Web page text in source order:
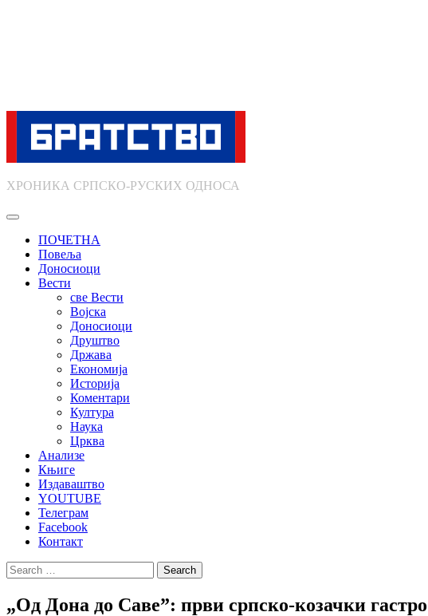
ХРОНИКА СРПСКО-РУСКИХ ОДНОСА
ПОЧЕТНА
Повеља
Доносиоци
Вести
све Вести
Војска
Доносиоци
Друштво
Држава
Економија
Историја
Коментари
Култура
Наука
Црква
Анализе
Књиге
Издаваштво
YOUTUBE
Телеграм
Facebook
Контакт
Search
for:
„Од Дона до Саве”: први српско-козачки